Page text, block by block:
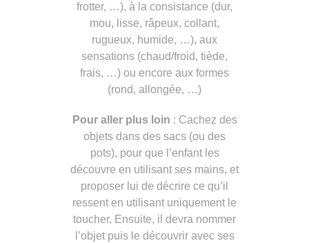
frotter, …), à la consistance (dur,
mou, lisse, râpeux, collant,
rugueux, humide, …), aux
sensations (chaud/froid, tiède,
frais, …) ou encore aux formes
(rond, allongée, …)
Pour aller plus loin : Cachez des
objets dans des sacs (ou des
pots), pour que l’enfant les
découvre en utilisant ses mains, et
proposer lui de décrire ce qu’il
ressent en utilisant uniquement le
toucher. Ensuite, il devra nommer
l’objet puis le découvrir avec ses